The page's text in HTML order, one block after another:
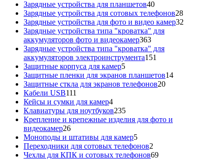
Зарядные устройства для планшетов4040
товаров
Зарядные устройства для сотовых телефонов2828
товаров
Зарядные устройства для фото и видео камер32
Зарядные устройства типа "кроватка" для
аккумуляторов фото и видеокамер363363
товара
Зарядные устройства типа "кроватка" для
аккумуляторов электроинструмента151
Защитные корпуса для камер55
товаров
Защитные пленки для экранов планшетов1414
Защитные сткла для экранов телефонов2020
Кабели USB111
товаров
Кейсы и сумки для камер44
товара
Клавиатуры для ноутбуков235235
товаров
Крепление и крепежные изделия для фото и
видеокамер2626
товаров
Моноподы и штативы для камер55
товаров
Переходники для сотовых телефонов2
товара
Чехлы для КПК и сотовых телефонов6969